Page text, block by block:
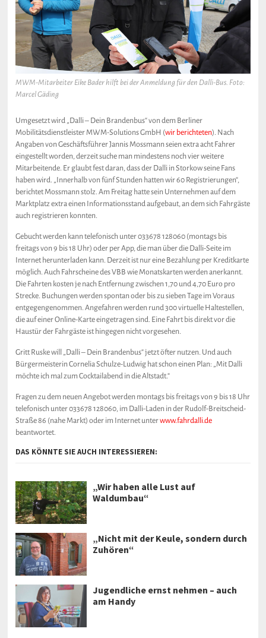
MWM-Mitarbeiter Eike Bader hilft bei der Anmeldung für den Dalli-Bus. Foto:
Marcel Gäding
Umgesetzt wird „Dalli – Dein Brandenbus“ von dem Berliner
Mobilitätsdienstleister MWM-Solutions GmbH (wir berichteten). Nach
Angaben von Geschäftsführer Jannis Mossmann seien extra acht Fahrer
eingestellt worden, derzeit suche man mindestens noch vier weitere
Mitarbeitende. Er glaubt fest daran, dass der Dalli in Storkow seine Fans
haben wird. „Innerhalb von fünf Stunden hatten wir 60 Registrierungen“,
berichtet Mossmann stolz. Am Freitag hatte sein Unternehmen auf dem
Marktplatz extra einen Informationsstand aufgebaut, an dem sich Fahrgäste
auch registrieren konnten.
Gebucht werden kann telefonisch unter 033678 128060 (montags bis
freitags von 9 bis 18 Uhr) oder per App, die man über die Dalli-Seite im
Internet herunterladen kann. Derzeit ist nur eine Bezahlung per Kreditkarte
möglich. Auch Fahrscheine des VBB wie Monatskarten werden anerkannt.
Die Fahrten kosten je nach Entfernung zwischen 1,70 und 4,70 Euro pro
Strecke. Buchungen werden spontan oder bis zu sieben Tage im Voraus
entgegengenommen. Angefahren werden rund 300 virtuelle Haltestellen,
die auf einer Online-Karte eingetragen sind. Eine Fahrt bis direkt vor die
Haustür der Fahrgäste ist hingegen nicht vorgesehen.
Gritt Ruske will „Dalli – Dein Brandenbus“ jetzt öfter nutzen. Und auch
Bürgermeisterin Cornelia Schulze-Ludwig hat schon einen Plan: „Mit Dalli
möchte ich mal zum Cocktailabend in die Altstadt.“
Fragen zu dem neuen Angebot werden montags bis freitags von 9 bis 18 Uhr
telefonisch unter 033678 128060, im Dalli-Laden in der Rudolf-Breitscheid-
Straße 86 (nahe Markt) oder im Internet unterwww.fahrdalli.de
beantwortet.
DAS KÖNNTE SIE AUCH INTERESSIEREN:
„Wir haben alle Lust auf
Waldumbau“
„Nicht mit der Keule, sondern durch
Zuhören“
Jugendliche ernst nehmen – auch
am Handy